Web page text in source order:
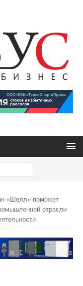
«Шелл» поможет
отрасли